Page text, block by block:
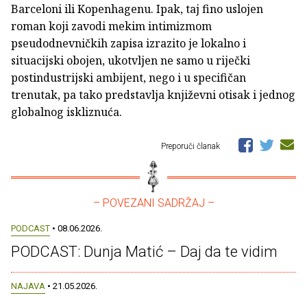
Barceloni ili Kopenhagenu. Ipak, taj fino uslojen
roman koji zavodi mekim intimizmom
pseudodnevničkih zapisa izrazito je lokalno i
situacijski obojen, ukotvljen ne samo u riječki
postindustrijski ambijent, nego i u specifičan
trenutak, pa tako predstavlja književni otisak i jednog
globalnog iskliznuća.
Preporuči članak
– POVEZANI SADRŽAJ –
PODCAST • 08.06.2026.
PODCAST: Dunja Matić – Daj da te vidim
NAJAVA • 21.05.2026.